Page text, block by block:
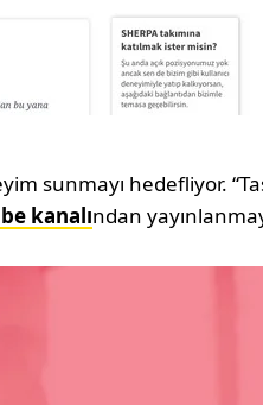
sunmayı hedefliyor.
kanalından